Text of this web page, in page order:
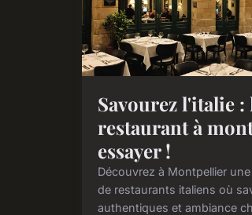
Savourez l'italie :
restaurant à
essayer !
Découvrez à Montpellier
de restaurants italiens où
authentiques et ambiance